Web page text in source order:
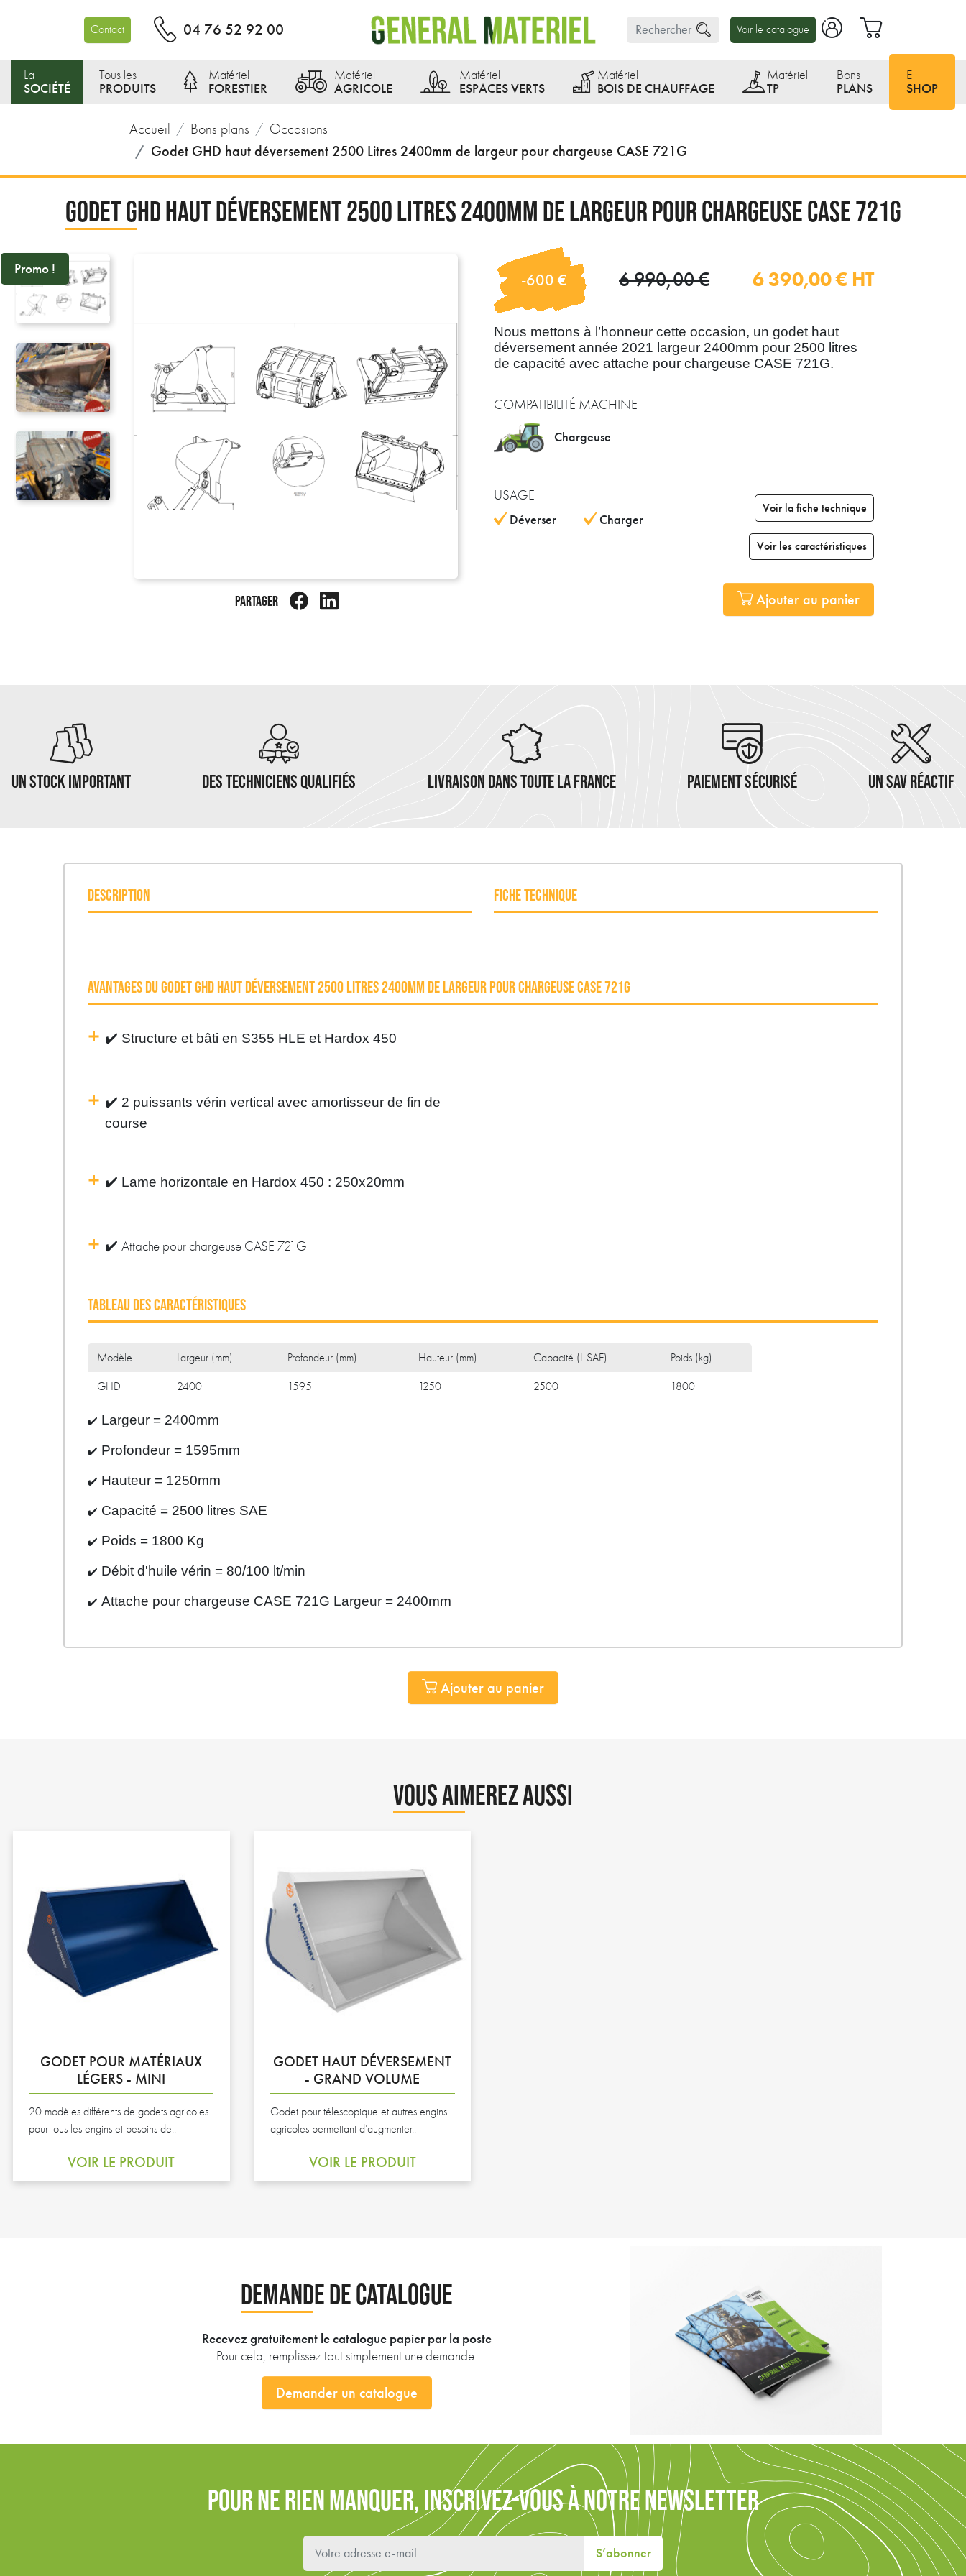
Contact 04 76 52 92 00 Voir le catalogue
La
SOCIÉTÉ
Tous les
PRODUITS
Matériel
FORESTIER
Matériel
AGRICOLE
Matériel
ESPACES VERTS
Matériel
BOIS DE CHAUFFAGE
Matériel
TP
Bons
PLANS
E
SHOP
Accueil Bons plans Occasions
Godet GHD haut déversement 2500 Litres 2400mm de largeur pour chargeuse CASE 721G
GODET GHD HAUT DÉVERSEMENT 2500 LITRES 2400MM DE LARGEUR POUR CHARGEUSE CASE 721G
Promo !
PARTAGER
-600 € 6 990,00 € 6 390,00 € HT
Nous mettons à l’honneur cette occasion, un godet haut
déversement année 2021 largeur 2400mm pour 2500 litres
de capacité avec attache pour chargeuse CASE 721G.
COMPATIBILITÉ MACHINE
Chargeuse
USAGE
Déverser Charger
Voir la fiche technique
Voir les caractéristiques
Ajouter au panier
UN STOCK IMPORTANT DES TECHNICIENS QUALIFIÉS LIVRAISON DANS TOUTE LA FRANCE PAIEMENT SÉCURISÉ UN SAV RÉACTIF
DESCRIPTION FICHE TECHNIQUE
AVANTAGES DU GODET GHD HAUT DÉVERSEMENT 2500 LITRES 2400MM DE LARGEUR POUR CHARGEUSE CASE 721G
✔️ Structure et bâti en S355 HLE et Hardox 450
✔️ 2 puissants vérin vertical avec amortisseur de fin de
course
✔️ Lame horizontale en Hardox 450 : 250x20mm
✔️ Attache pour chargeuse CASE 721G
TABLEAU DES CARACTÉRISTIQUES
Modèle Largeur (mm) Profondeur (mm) Hauteur (mm) Capacité (L SAE) Poids (kg)
GHD 2400 1595 1250 2500 1800
✔️ Largeur = 2400mm
✔️ Profondeur = 1595mm
✔️ Hauteur = 1250mm
✔️ Capacité = 2500 litres SAE
✔️ Poids = 1800 Kg
✔️ Débit d'huile vérin = 80/100 lt/min
✔️ Attache pour chargeuse CASE 721G Largeur = 2400mm
Ajouter au panier
VOUS AIMEREZ AUSSI
GODET POUR MATÉRIAUX
LÉGERS - MINI
20 modèles différents de godets agricoles
pour tous les engins et besoins de..
VOIR LE PRODUIT
GODET HAUT DÉVERSEMENT
- GRAND VOLUME
Godet pour télescopique et autres engins
agricoles permettant d’augmenter..
VOIR LE PRODUIT
DEMANDE DE CATALOGUE
Recevez gratuitement le catalogue papier par la poste
Pour cela, remplissez tout simplement une demande.
Demander un catalogue
POUR NE RIEN MANQUER, INSCRIVEZ-VOUS À NOTRE NEWSLETTER
S’abonner